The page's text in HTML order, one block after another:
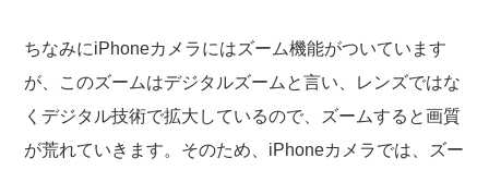
ちなみにiPhoneカメラにはズーム機能がついています
が、このズームはデジタルズームと言い、レンズではな
くデジタル技術で拡大しているので、ズームすると画質
が荒れていきます。そのため、iPhoneカメラでは、ズー